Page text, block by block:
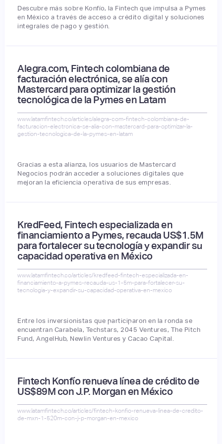
Descubre más sobre Konfío, la Fintech que impulsa a Pymes
en México a través de acceso a crédito digital y soluciones
integrales de pago y gestión.
Alegra.com, Fintech colombiana de
facturación electrónica, se alía con
Mastercard para optimizar la gestión
tecnológica de la Pymes en Latam
www.latamfintech.co/articles/alegra-com-fintech-colombiana-de-
facturacion-electronica-se-alia-con-mastercard-para-optimizar-la-
gestion-tecnologica-de-la-pymes-en-latam
Gracias a esta alianza, los usuarios de Mastercard
Negocios podrán acceder a soluciones digitales que
mejoran la eficiencia operativa de sus empresas.
KredFeed, Fintech especializada en
financiamiento a Pymes, recauda US$1.5M
para fortalecer su tecnología y expandir su
capacidad operativa en México
www.latamfintech.co/articles/kredfeed-fintech-especializada-en-
financiamiento-a-pymes-recauda-us-1-5m-para-fortalecer-su-
tecnologia-y-expandir-su-capacidad-operativa-en-mexico
Entre los inversionistas que participaron en la ronda se
encuentran Carabela, Techstars, 2045 Ventures, The Pitch
Fund, AngelHub, Newlin Ventures y Cacao Capital.
Fintech Konfío renueva línea de crédito de
US$89M con J.P. Morgan en México
www.latamfintech.co/articles/fintech-konfio-renueva-linea-de-credito-
de-mxn-1-520m-con-j-p-morgan-en-mexico